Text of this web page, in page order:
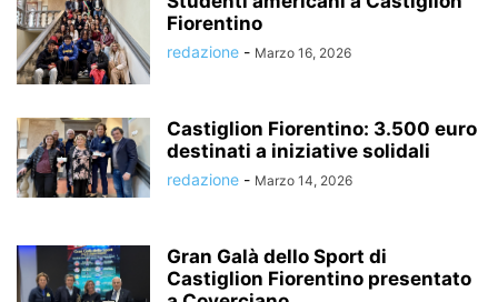
Fiorentino
redazione - Marzo 16, 2026
Castiglion Fiorentino: 3.500 euro
destinati a iniziative solidali
redazione - Marzo 14, 2026
Gran Galà dello Sport di
Castiglion Fiorentino presentato